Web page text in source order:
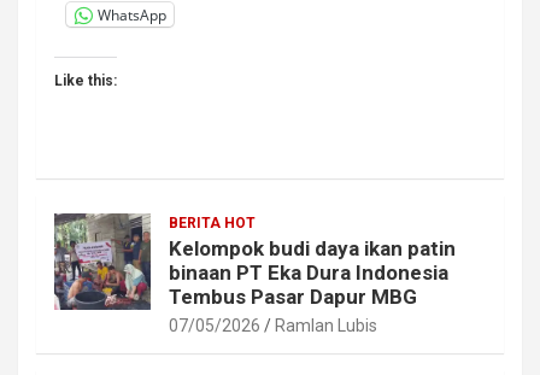
WhatsApp
Like this:
BERITA HOT
Kelompok budi daya ikan patin
binaan PT Eka Dura Indonesia
Tembus Pasar Dapur MBG
07/05/2026 Ramlan Lubis